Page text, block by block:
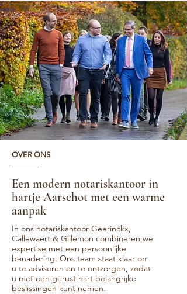
OVER ONS
Een modern notariskantoor in
hartje Aarschot met een warme
aanpak
In ons notariskantoor Geerinckx,
Callewaert & Gillemon combineren we
expertise met een persoonlijke
benadering. Ons team staat klaar om
u te adviseren en te ontzorgen, zodat
u met een gerust hart belangrijke
beslissingen kunt nemen.